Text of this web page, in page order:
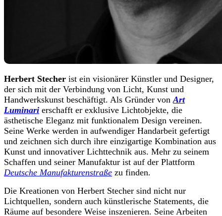
Herbert Stecher ist ein visionärer Künstler und Designer,
der sich mit der Verbindung von Licht, Kunst und
Handwerkskunst beschäftigt. Als Gründer vonArt
Luminari erschafft er exklusive Lichtobjekte, die
ästhetische Eleganz mit funktionalem Design vereinen.
Seine Werke werden in aufwendiger Handarbeit gefertigt
und zeichnen sich durch ihre einzigartige Kombination aus
Kunst und innovativer Lichttechnik aus. Mehr zu seinem
Schaffen und seiner Manufaktur ist auf der Plattform
Deutsche Manufakturenstraße zu finden.
Die Kreationen von Herbert Stecher sind nicht nur
Lichtquellen, sondern auch künstlerische Statements, die
Räume auf besondere Weise inszenieren. Seine Arbeiten